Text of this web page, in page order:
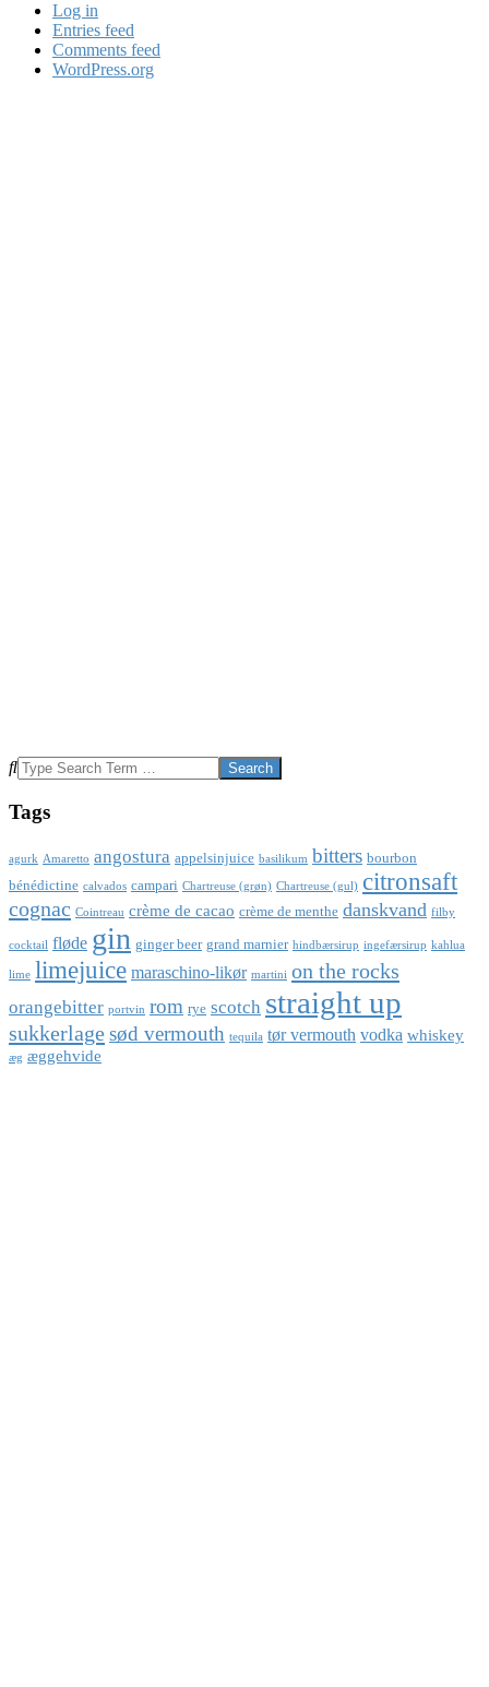
Log in
Entries feed
Comments feed
WordPress.org
Search
Tags
agurk Amaretto angostura appelsinjuice basilikum bitters bourbon
bénédictine calvados campari Chartreuse (grøn) Chartreuse (gul) citronsaft
cognac Cointreau crème de cacao crème de menthe danskvand filby
cocktail fløde gin ginger beer grand marnier hindbærsirup ingefærsirup kahlua
lime limejuice maraschino-likør martini on the rocks
orangebitter portvin rom rye scotch straight up
sukkerlagesød vermouth tequila tør vermouth vodka whiskey
æg æggehvide